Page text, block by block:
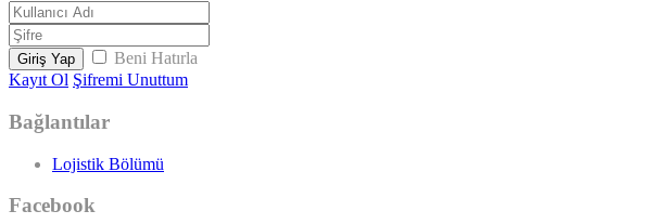
Giriş Yap
Beni Hatırla
Kayıt Ol Şifremi Unuttum
Bağlantılar
Lojistik Bölümü
Facebook